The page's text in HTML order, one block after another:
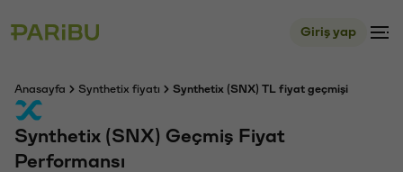
Giriş yap
Anasayfa Synthetix fiyatı Synthetix (SNX) TL fiyat geçmişi
Synthetix (SNX) Geçmiş Fiyat
Performansı